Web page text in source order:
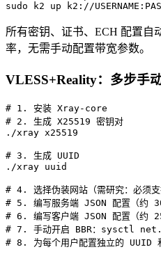
所有密钥、证书、ECH 配置自
率，无需手动配置带宽参数。
VLESS+Reality：多步手
# 1. 安装 Xray-core
# 2. 生成 X25519 密钥对
./xray x25519
# 3. 生成 UUID
./xray uuid
# 4. 选择伪装网站（需研究：必须
# 5. 编写服务端 JSON 配置（约
# 6. 编写客户端 JSON 配置（约
# 7. 手动开启 BBR：sysctl